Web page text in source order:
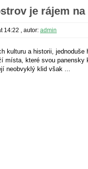
je rájem na
14:22 , autor: admin
kulturu a historii, jednoduše
místa, které svou panensky
neobvyklý klid však ...